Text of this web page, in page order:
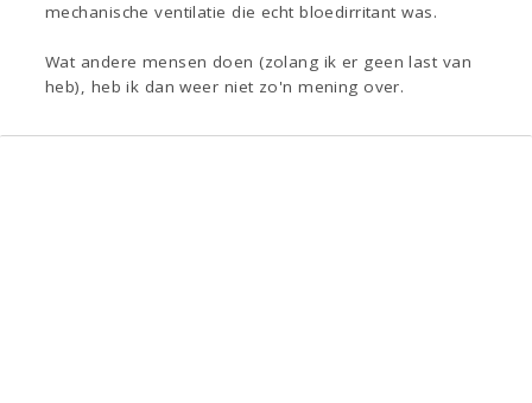
mechanische ventilatie die echt bloedirritant was.
Wat andere mensen doen (zolang ik er geen last van
heb), heb ik dan weer niet zo'n mening over.